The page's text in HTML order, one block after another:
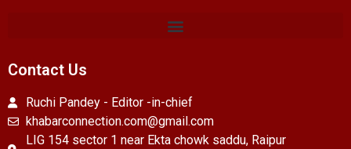
Contact Us
Ruchi Pandey - Editor -in-chief
khabarconnection.com@gmail.com
LIG 154 sector 1 near Ekta chowk saddu, Raipur